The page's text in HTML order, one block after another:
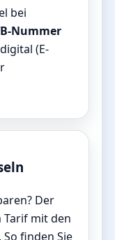
bei
Nummer
(E-
Der
Tarif mit den
finden Sie